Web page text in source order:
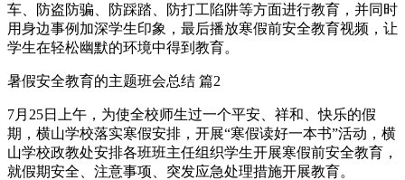
车、防盗防骗、防踩踏、防打工陷阱等方面进行教育，并同时
用身边事例加深学生印象，最后播放寒假前安全教育视频，让
学生在轻松幽默的环境中得到教育。
暑假安全教育的主题班会总结 篇2
7月25日上午，为使全校师生过一个平安、祥和、快乐的假
期，横山学校落实寒假安排，开展“寒假读好一本书”活动，横
山学校政教处安排各班班主任组织学生开展寒假前安全教育，
就假期安全、注意事项、突发应急处理措施开展教育。